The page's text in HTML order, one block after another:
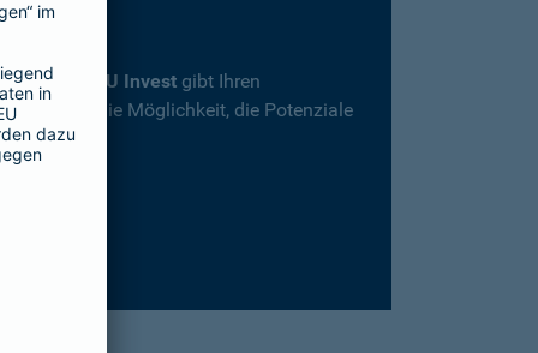
SBU Invest gibt Ihren
und die Möglichkeit, die Potenziale